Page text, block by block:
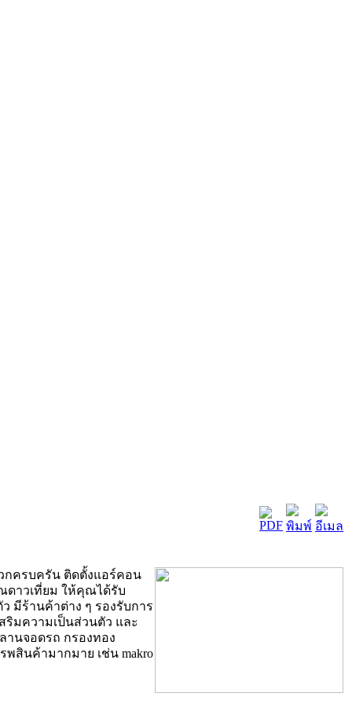
กครบครัน ติดตั้งแอร์คอน
ณดาวเที่ยม ให้คุณได้รับ
มีร้านค้าต่าง ๆ รองรับการ
ริมความเป็นส่วนตัว และ
านจอดรถ กรองทอง
สินค้ามากมาย เช่น makro